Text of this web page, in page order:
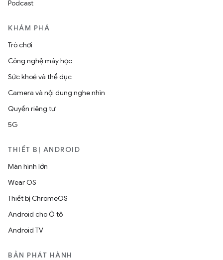
Podcast
KHÁM PHÁ
Trò chơi
Công nghệ máy học
Sức khoẻ và thể dục
Camera và nội dung nghe nhìn
Quyền riêng tư
5G
THIẾT BỊ ANDROID
Màn hình lớn
Wear OS
Thiết bị ChromeOS
Android cho Ô tô
Android TV
BẢN PHÁT HÀNH